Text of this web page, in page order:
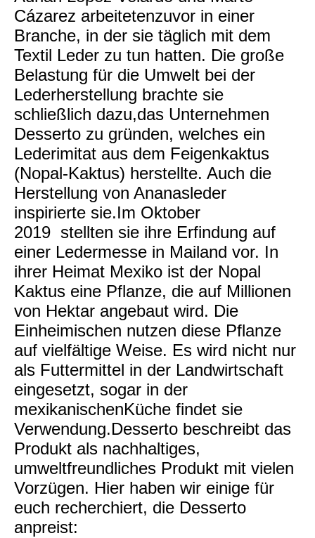
Cázarez arbeitetenzuvor in einer
Branche, in der sie täglich mit dem
Textil Leder zu tun hatten. Die große
Belastung für die Umwelt bei der
Lederherstellung brachte sie
schließlich dazu,das Unternehmen
Desserto zu gründen, welches ein
Lederimitat aus dem Feigenkaktus
(Nopal-Kaktus) herstellte. Auch die
Herstellung von Ananasleder
inspirierte sie.Im Oktober
2019 stellten sie ihre Erfindung auf
einer Ledermesse in Mailand vor. In
ihrer Heimat Mexiko ist der Nopal
Kaktus eine Pflanze, die auf Millionen
von Hektar angebaut wird. Die
Einheimischen nutzen diese Pflanze
auf vielfältige Weise. Es wird nicht nur
als Futtermittel in der Landwirtschaft
eingesetzt, sogar in der
mexikanischenKüche findet sie
Verwendung.Desserto beschreibt das
Produkt als nachhaltiges,
umweltfreundliches Produkt mit vielen
Vorzügen. Hier haben wir einige für
euch recherchiert, die Desserto
anpreist: